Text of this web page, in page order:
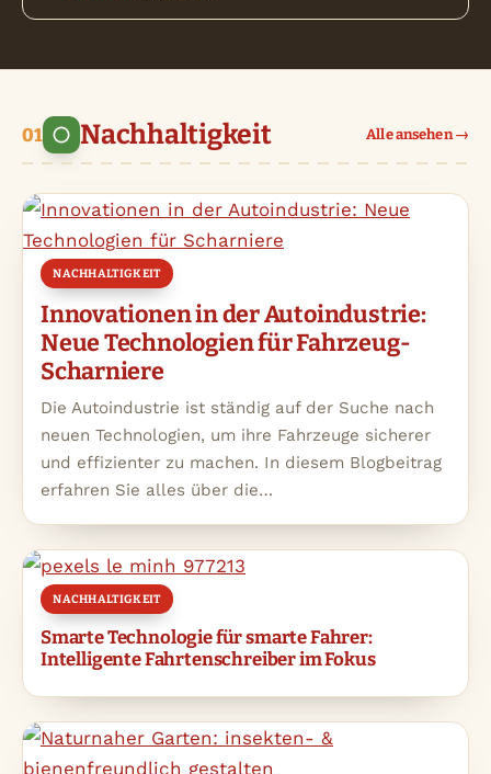
Nachhaltigkeit Alle ansehen →
NACHHALTIGKEIT
Innovationen in der Autoindustrie:
Neue Technologien für Fahrzeug-
Scharniere
Die Autoindustrie ist ständig auf der Suche nach
neuen Technologien, um ihre Fahrzeuge sicherer
und effizienter zu machen. In diesem Blogbeitrag
erfahren Sie alles über die…
NACHHALTIGKEIT
Smarte Technologie für smarte Fahrer:
Intelligente Fahrtenschreiber im Fokus